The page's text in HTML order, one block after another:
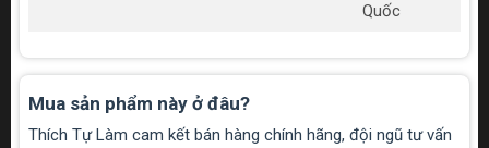
Quốc
Mua sản phẩm này ở đâu?
Thích Tự Làm cam kết bán hàng chính hãng, đội ngũ tư vấn